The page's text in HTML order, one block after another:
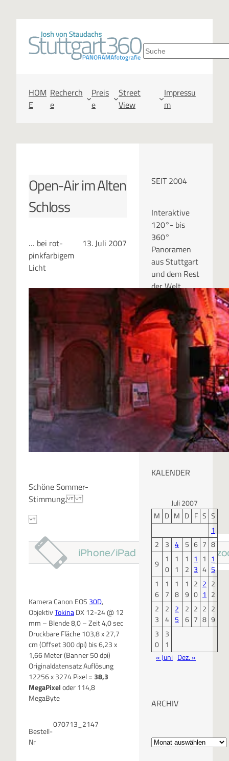
Zum
Inhalt
springen
S
HOM
E
Recherch
e
Preis
e
Street
View
Impressu
m
Open-Air im Alten
Schloss
… bei rot-
pinkfarbigem
Licht
13. Juli 2007
Schöne Sommer-
Stimmung.
Kamera Canon EOS 30D,
ObjektivTokinaDX 12-24 @ 12
mm – Blende 8,0 – Zeit 4,0 sec
Druckbare Fläche 103,8 x 27,7
cm (Offset 300 dpi) bis 6,23 x
1,66 Meter (Banner 50 dpi)
Originaldatensatz Auflösung
12256 x 3274 Pixel =38,3
MegaPixeloder 114,8
MegaByte
Bestell-
Nr
070713_2147
SEIT 2004
Interaktive
120°- bis
360°
Panoramen
aus Stuttgart
und dem Rest
der Welt.
RUBRIKEN
Kategor
ien
KALENDER
Juli 2007
M D M D F S S
1
2
3 4 5 6 7 8
9
1
0
1
1
1
2
1
3
1
4
1
5
1
6
1
7
1
8
1
9
2
0
2
1
2
2
2
3
2
4
2
5
2
6
2
7
2
8
2
9
3
0
3
1
« Juni Dez. »
ARCHIV
A